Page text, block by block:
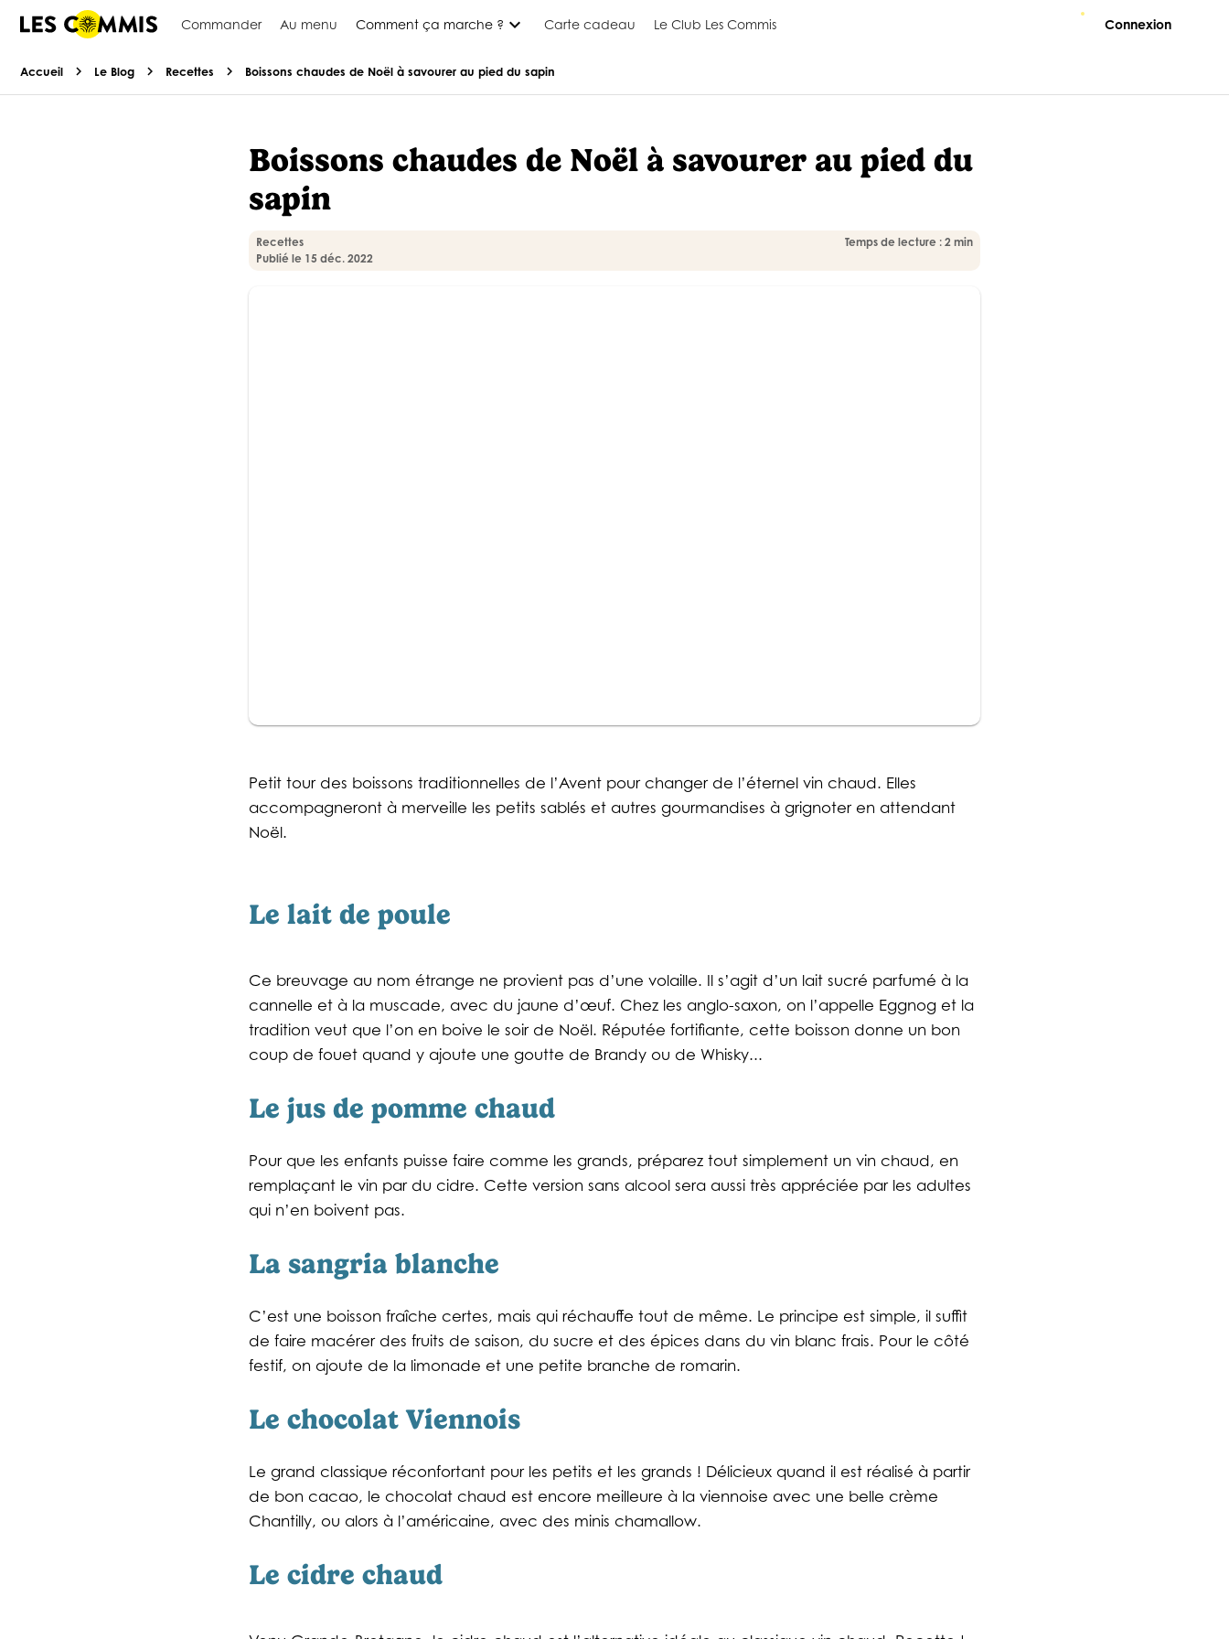
Commander Au menu Comment ça marche ? expand_more Carte cadeau Le Club Les Commis Connexion
Accueil chevron_right Le Blog chevron_right Recettes chevron_right Boissons chaudes de Noël à savourer au pied du sapin
Boissons chaudes de Noël à savourer au pied du
sapin
Recettes
Publié le 15 déc. 2022
Temps de lecture : 2 min
Petit tour des boissons traditionnelles de l’Avent pour changer de l’éternel vin chaud. Elles
accompagneront à merveille les petits sablés et autres gourmandises à grignoter en attendant
Noël.
Le lait de poule
Ce breuvage au nom étrange ne provient pas d’une volaille. Il s’agit d’un lait sucré parfumé à la
cannelle et à la muscade, avec du jaune d’œuf. Chez les anglo-saxon, on l’appelle Eggnog et la
tradition veut que l’on en boive le soir de Noël. Réputée fortifiante, cette boisson donne un bon
coup de fouet quand y ajoute une goutte de Brandy ou de Whisky...
Le jus de pomme chaud
Pour que les enfants puisse faire comme les grands, préparez tout simplement un vin chaud, en
remplaçant le vin par du cidre. Cette version sans alcool sera aussi très appréciée par les adultes
qui n’en boivent pas.
La sangria blanche
C’est une boisson fraîche certes, mais qui réchauffe tout de même. Le principe est simple, il suffit
de faire macérer des fruits de saison, du sucre et des épices dans du vin blanc frais. Pour le côté
festif, on ajoute de la limonade et une petite branche de romarin.
Le chocolatViennois
Le grand classique réconfortant pour les petits et les grands ! Délicieux quand il est réalisé à partir
de bon cacao, le chocolat chaud est encore meilleure à la viennoise avec une belle crème
Chantilly, ou alors à l’américaine, avec des minis chamallow.
Le cidre chaud